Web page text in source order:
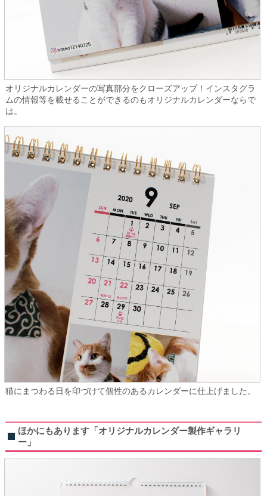
オリジナルカレンダーの写真部分をクローズアップ！インスタグラ
ムの情報等を載せることができるのもオリジナルカレンダーならで
は。
猫にまつわる日を印づけて個性のあるカレンダーに仕上げました。
ほかにもあります「オリジナルカレンダー製作ギャラリ
ー」